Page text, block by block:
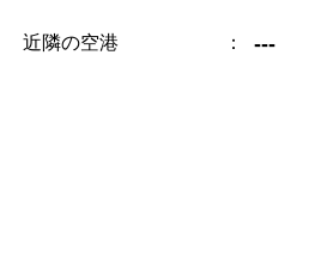
近隣の空港 ： ---